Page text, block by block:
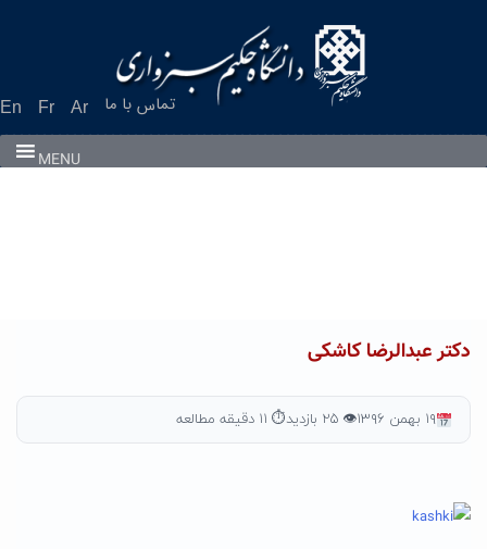
En Fr Ar تماس با ما
MENU
دکتر عبدالرضا کاشکی
۱۹ بهمن ۱۳۹۶ 👁 ۲۵ بازدید ⏱ ۱۱ دقیقه مطالعه